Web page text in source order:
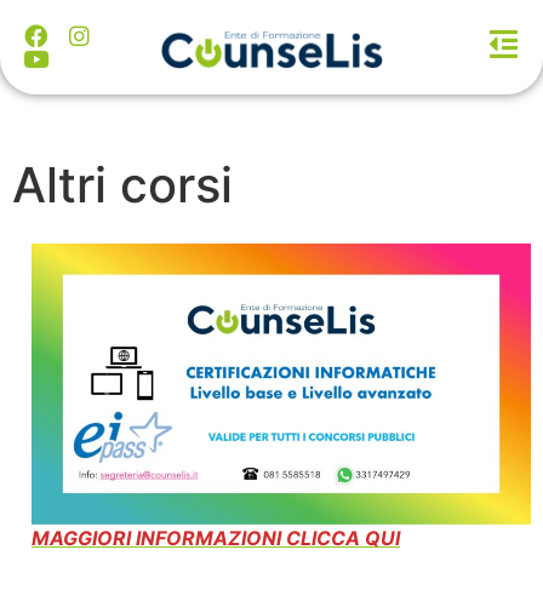
Altri corsi
MAGGIORI INFORMAZIONI CLICCA QUI